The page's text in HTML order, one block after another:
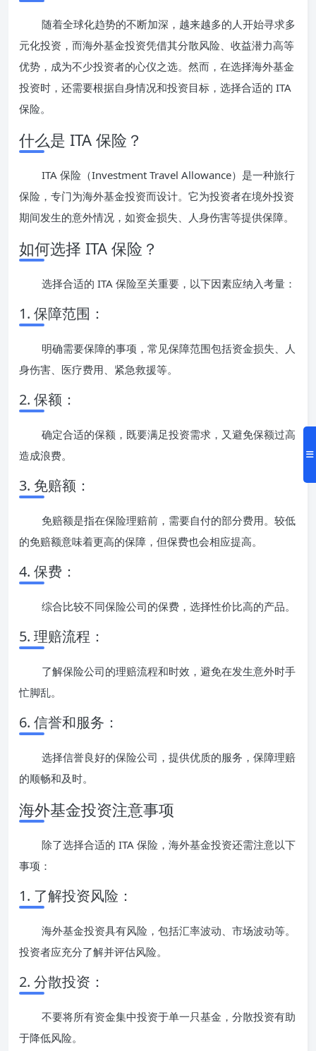
随着全球化趋势的不断加深，越来越多的人开始寻求多
元化投资，而海外基金投资凭借其分散风险、收益潜力高等
优势，成为不少投资者的心仪之选。然而，在选择海外基金
投资时，还需要根据自身情况和投资目标，选择合适的 ITA
保险。
什么是 ITA 保险？
ITA 保险（Investment Travel Allowance）是一种旅行
保险，专门为海外基金投资而设计。它为投资者在境外投资
期间发生的意外情况，如资金损失、人身伤害等提供保障。
如何选择 ITA 保险？
选择合适的 ITA 保险至关重要，以下因素应纳入考量：
1. 保障范围：
明确需要保障的事项，常见保障范围包括资金损失、人
身伤害、医疗费用、紧急救援等。
2. 保额：
确定合适的保额，既要满足投资需求，又避免保额过高
造成浪费。
3. 免赔额：
免赔额是指在保险理赔前，需要自付的部分费用。较低
的免赔额意味着更高的保障，但保费也会相应提高。
4. 保费：
综合比较不同保险公司的保费，选择性价比高的产品。
5. 理赔流程：
了解保险公司的理赔流程和时效，避免在发生意外时手
忙脚乱。
6. 信誉和服务：
选择信誉良好的保险公司，提供优质的服务，保障理赔
的顺畅和及时。
海外基金投资注意事项
除了选择合适的 ITA 保险，海外基金投资还需注意以下
事项：
1. 了解投资风险：
海外基金投资具有风险，包括汇率波动、市场波动等。
投资者应充分了解并评估风险。
2. 分散投资：
不要将所有资金集中投资于单一只基金，分散投资有助
于降低风险。